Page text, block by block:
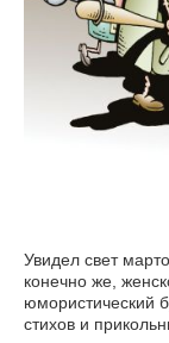
Увидел свет
конечно же, женскому
юмористический
стихов и